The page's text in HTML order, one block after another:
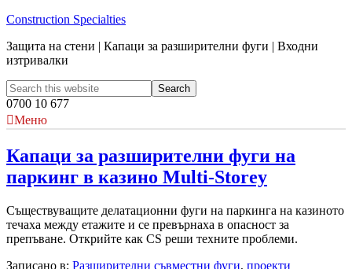
Construction Specialties
Защита на стени | Капаци за разширителни фуги | Входни
изтривалки
0700 10 677
Меню
Капаци за разширителни фуги на
паркинг в казино Multi-Storey
Съществуващите делатационни фуги на паркинга на казиното
течаха между етажите и се превърнаха в опасност за
препъване. Открийте как CS реши техните проблеми.
Записано в: Разширителни съвместни фуги, проекти